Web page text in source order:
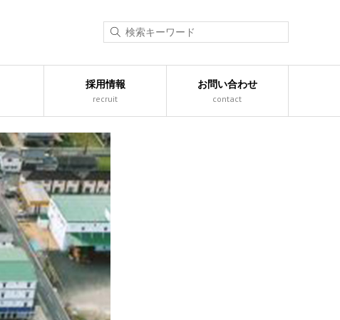
採用情報
recruit
お問い合わせ
contact